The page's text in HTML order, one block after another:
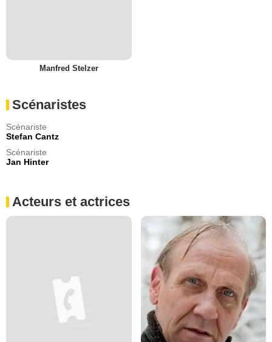
Manfred Stelzer
Scénaristes
Scénariste
Stefan Cantz
Scénariste
Jan Hinter
Acteurs et actrices